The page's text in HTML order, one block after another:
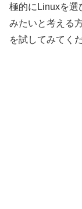
極的にLinuxを選
みたいと考える
を試してみてく